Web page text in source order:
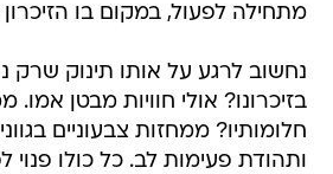
מתחילה לפעול, במקום בו
נחשוב לרגע על אותו תינוק שרק
בזיכרונו? אולי חוויות מבטן
חלומותיו? ממחזות צבעוניים
ותהודת פעימות לב. כל כולו